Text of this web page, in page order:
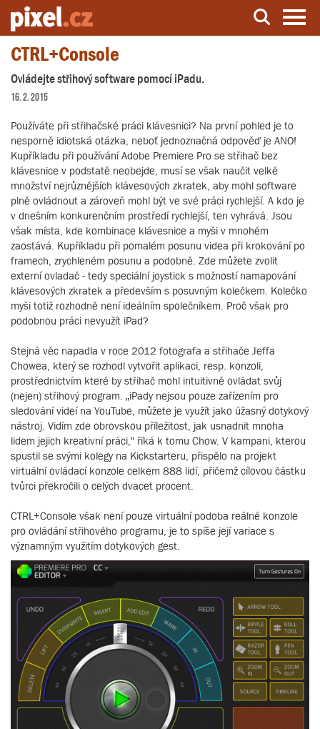
Server o natáčení a zpracování videa
CTRL+Console
Ovládejte střihový software pomocí iPadu.
16. 2. 2015
Používáte při střihačské práci klávesnici? Na první pohled je to
nesporně idiotská otázka, neboť jednoznačná odpověď je ANO!
Kupříkladu při používání Adobe Premiere Pro se střihač bez
klávesnice v podstatě neobejde, musí se však naučit velké
množství nejrůznějších klávesových zkratek, aby mohl software
plně ovládnout a zároveň mohl být ve své práci rychlejší. A kdo je
v dnešním konkurenčním prostředí rychlejší, ten vyhrává. Jsou
však místa, kde kombinace klávesnice a myši v mnohém
zaostává. Kupříkladu při pomalém posunu videa při krokování po
framech, zrychleném posunu a podobně. Zde můžete zvolit
externí ovladač - tedy speciální joystick s možností namapování
klávesových zkratek a především s posuvným kolečkem. Kolečko
myši totiž rozhodně není ideálním společníkem. Proč však pro
podobnou práci nevyužít iPad?
Stejná věc napadla v roce 2012 fotografa a střihače Jeffa
Chowea, který se rozhodl vytvořit aplikaci, resp. konzoli,
prostřednictvím které by střihač mohl intuitivně ovládat svůj
(nejen) střihový program. „iPady nejsou pouze zařízením pro
sledování videí na YouTube, můžete je využít jako úžasný dotykový
nástroj. Vidím zde obrovskou příležitost, jak usnadnit mnoha
lidem jejich kreativní práci,“ říká k tomu Chow. V kampani, kterou
spustil se svými kolegy na Kickstarteru, přispělo na projekt
virtuální ovládací konzole celkem 888 lidí, přičemž cílovou částku
tvůrci překročili o celých dvacet procent.
CTRL+Console však není pouze virtuální podoba reálné konzole
pro ovládání střihového programu, je to spíše její variace s
významným využitím dotykových gest.